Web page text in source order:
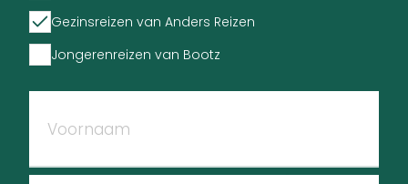
Gezinsreizen van Anders Reizen
Jongerenreizen van Bootz